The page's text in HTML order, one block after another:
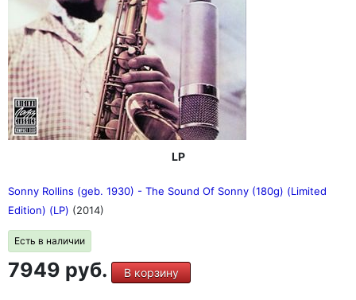
LP
Sonny Rollins (geb. 1930) - The Sound Of Sonny (180g) (Limited
Edition) (LP) (2014)
Есть в наличии
7949 руб. В корзину